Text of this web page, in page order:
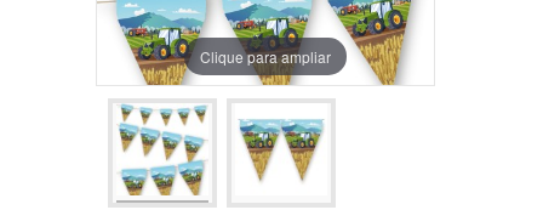
Clique para ampliar